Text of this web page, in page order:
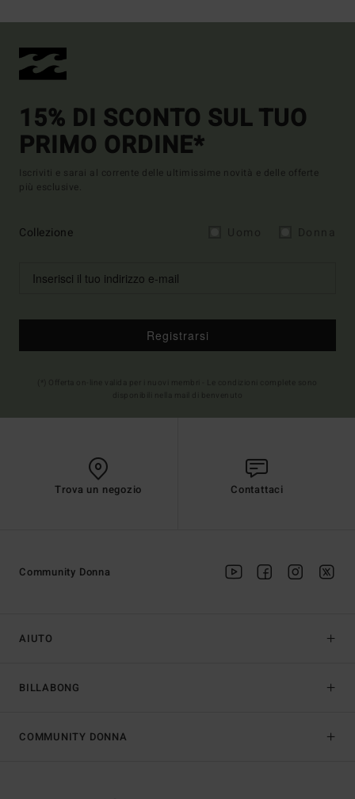
15% DI SCONTO SUL TUO
PRIMO ORDINE*
Iscriviti e sarai al corrente delle ultimissime novità e delle offerte
più esclusive.
Collezione
Registrarsi
Trova un negozio Contattaci
AIUTO
BILLABONG
Community Donna
COMMUNITY DONNA